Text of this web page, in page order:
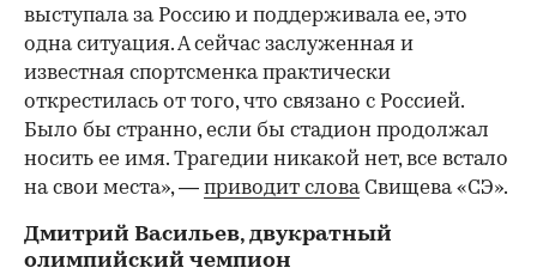
выступала за Россию и поддерживала ее, это
одна ситуация. А сейчас заслуженная и
известная спортсменка практически
открестилась от того, что связано с Россией.
Было бы странно, если бы стадион продолжал
носить ее имя. Трагедии никакой нет, все встало
на свои места», — приводит словаСвищева «СЭ».
Дмитрий Васильев, двукратный
олимпийский чемпион